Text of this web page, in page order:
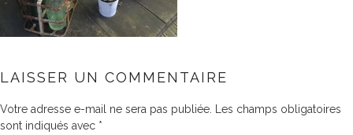
LAISSER UN COMMENTAIRE
Votre adresse e-mail ne sera pas publiée.
Les champs obligatoires
sont indiqués avec *